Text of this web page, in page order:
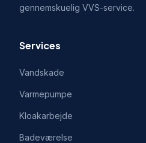
gennemskuelig VVS-service.
Services
Vandskade
Varmepumpe
Kloakarbejde
Badeværelse